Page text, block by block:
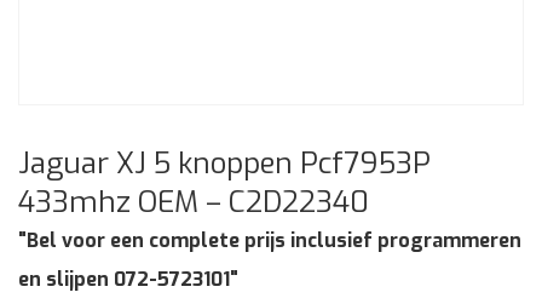
Jaguar XJ 5 knoppen Pcf7953P
433mhz OEM – C2D22340
"Bel voor een complete prijs inclusief programmeren
en slijpen 072-5723101"